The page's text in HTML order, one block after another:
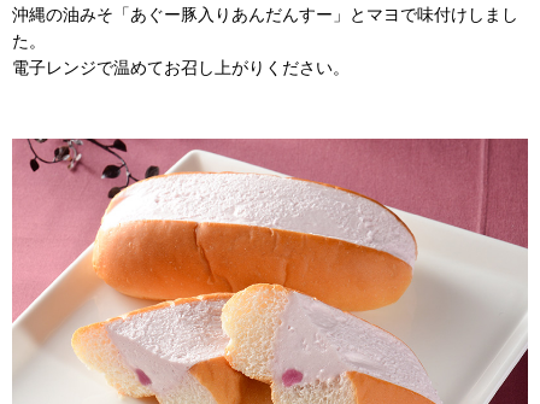
沖縄の油みそ「あぐー豚入りあんだんすー」とマヨで味付けしまし
た。
電子レンジで温めてお召し上がりください。